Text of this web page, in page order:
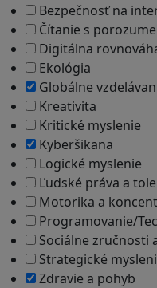
Bezpečnosť na
Čítanie s
Digitálna
Ekológia
Globálne
Kreativita
Kritické myslenie
Kyberšikana
Logické myslenie
Ľudské práva a
Motorika a
Programovanie/
Sociálne zručnosti
Strategické
Zdravie a pohyb